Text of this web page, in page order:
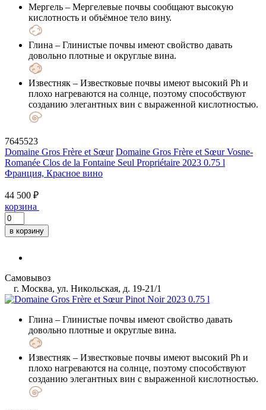
Мергель – Мергелевые почвы сообщают высокую
кислотность и объёмное тело вину.
Глина – Глинистые почвы имеют свойство давать
довольно плотные и округлые вина.
Известняк – Известковые почвы имеют высокий Ph и
плохо нагреваются на солнце, поэтому способствуют
созданию элегантных вин с выраженной кислотностью.
7645523
Domaine Gros Frère et Sœur Domaine Gros Frère et Sœur Vosne-
Romanée Clos de la Fontaine Seul Propriétaire 2023 0.75 l
Франция, Красное вино
44 500 ₽
корзина
в корзину
Самовывоз
г. Москва, ул. Никольская, д. 19-21/1
Глина – Глинистые почвы имеют свойство давать
довольно плотные и округлые вина.
Известняк – Известковые почвы имеют высокий Ph и
плохо нагреваются на солнце, поэтому способствуют
созданию элегантных вин с выраженной кислотностью.